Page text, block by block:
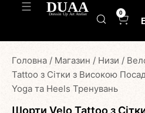
0
Головна / Магазин / Низи /
Tattoo з Сітки з Високою
Yoga та Heels Тренувань
Шорти Velo Tattoo з